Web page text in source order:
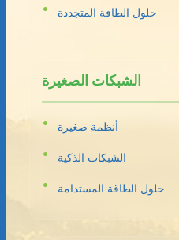
حلول الطاقة المتجددة
الشبكات الصغيرة
أنظمة صغيرة
الشبكات الذكية
حلول الطاقة المستدامة